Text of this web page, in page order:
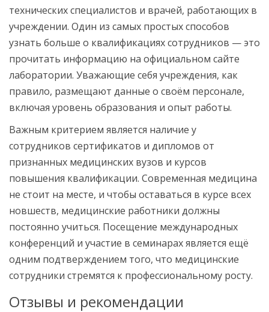
технических специалистов и врачей, работающих в
учреждении. Один из самых простых способов
узнать больше о квалификациях сотрудников — это
прочитать информацию на официальном сайте
лаборатории. Уважающие себя учреждения, как
правило, размещают данные о своём персонале,
включая уровень образования и опыт работы.
Важным критерием является наличие у
сотрудников сертификатов и дипломов от
признанных медицинских вузов и курсов
повышения квалификации. Современная медицина
не стоит на месте, и чтобы оставаться в курсе всех
новшеств, медицинские работники должны
постоянно учиться. Посещение международных
конференций и участие в семинарах является ещё
одним подтверждением того, что медицинские
сотрудники стремятся к профессиональному росту.
Отзывы и рекомендации